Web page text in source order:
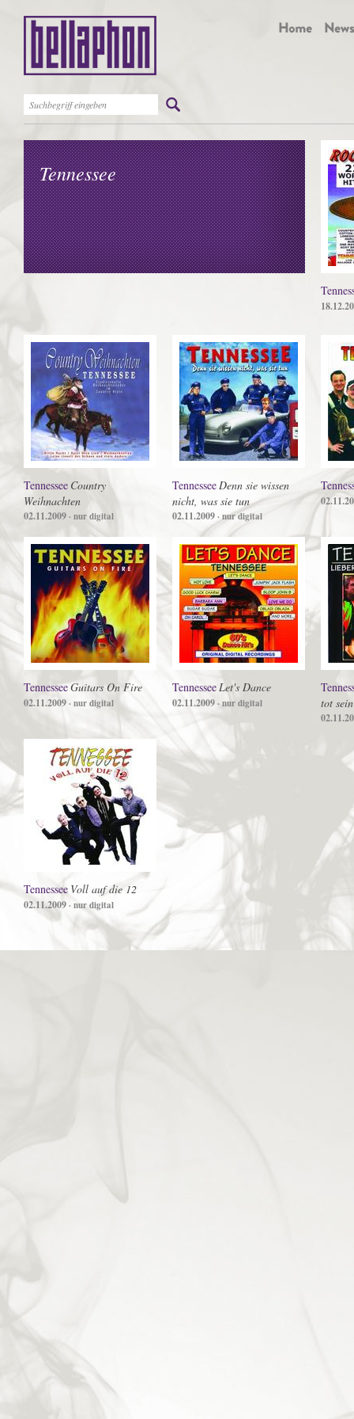
Tennessee
Tennessee Country
Weihnachten
02.11.2009· nur digital
TennesseeDenn sie wissen
nicht, was sie tun
02.11.2009· nur digital
TennesseeGuitars On Fire
02.11.2009· nur digital
TennesseeLet's Dance
02.11.2009· nur digital
tot sein
Tennessee Voll auf die 12
02.11.2009· nur digital